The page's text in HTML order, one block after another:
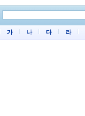
가 나 다 라